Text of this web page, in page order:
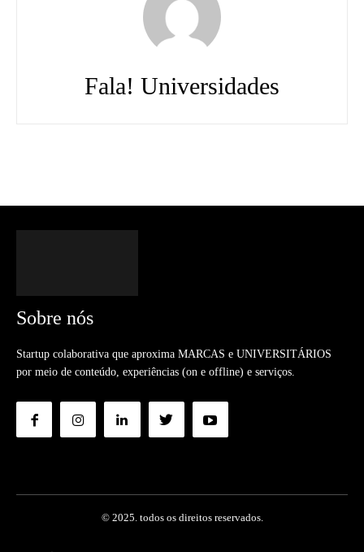
Fala! Universidades
Sobre nós
Startup colaborativa que aproxima MARCAS e UNIVERSITÁRIOS
por meio de conteúdo, experiências (on e offline) e serviços.
© 2025. todos os direitos reservados.